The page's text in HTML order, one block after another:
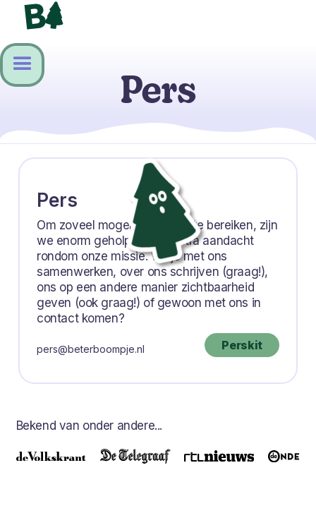
Pers
Pers
Om zoveel mogelijk mensen te bereiken, zijn
we enorm geholpen met extra aandacht
rondom onze missie. Wil je met ons
samenwerken, over ons schrijven (graag!),
ons op een andere manier zichtbaarheid
geven (ook graag!) of gewoon met ons in
contact komen?
pers@beterboompje.nl Perskit
Bekend van onder andere...